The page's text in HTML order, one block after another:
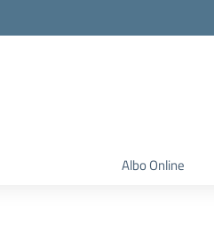
Albo Online